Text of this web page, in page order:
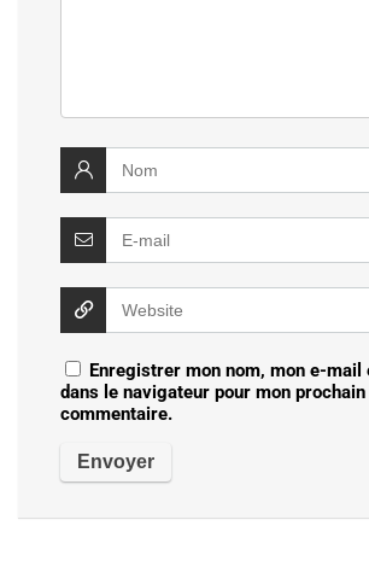
Enregistrer mon nom, mon e-mail
dans le navigateur pour mon prochain
commentaire.